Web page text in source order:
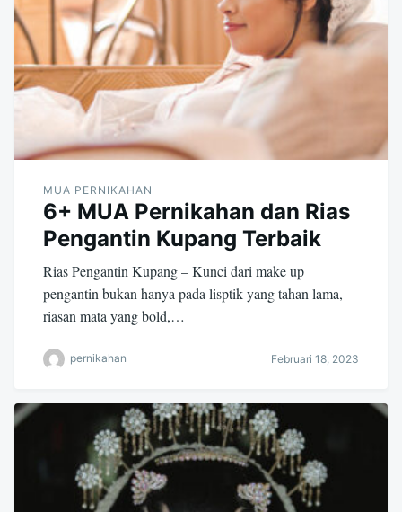
MUA PERNIKAHAN
6+ MUA Pernikahan dan Rias
Pengantin Kupang Terbaik
Rias Pengantin Kupang – Kunci dari make up
pengantin bukan hanya pada lisptik yang tahan lama,
riasan mata yang bold,…
pernikahan Februari 18, 2023